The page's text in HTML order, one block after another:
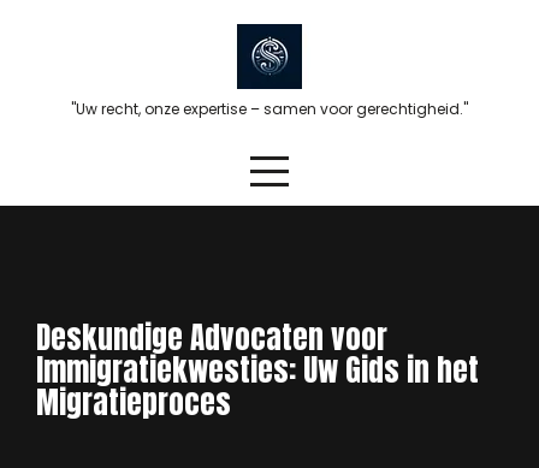
"Uw recht, onze expertise – samen voor gerechtigheid."
Deskundige Advocaten voor
Immigratiekwesties: Uw Gids in het
Migratieproces